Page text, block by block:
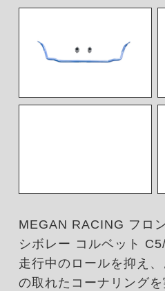
MEGAN RACING フロ
シボレー コルベット
走行中のロールを抑え
の取れたコーナリング